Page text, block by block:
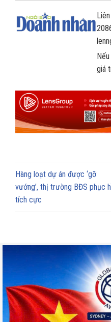
giá
Hàng loạt dự án được ‘gỡ
vướng’, thị trường BĐS phục
tích cực